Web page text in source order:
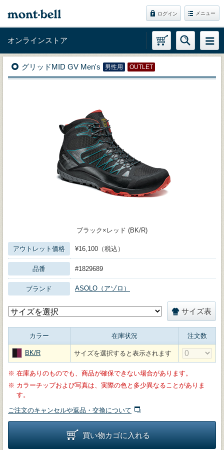
ログイン メニュー
オンラインストア
グリッドMID GV Men's 男性用 OUTLET
ブラック×レッド (BK/R)
アウトレット価格 ¥16,100（税込）
品番 #1829689
ブランド ASOLO（アゾロ）
サイズ表
カラー 在庫状況 注文数
BK/R サイズを選択すると表示されます
※ 在庫ありのものでも、商品が確保できない場合があります。
※ カラーチップおよび写真は、実際の色と多少異なることがありま
す。
ご注文のキャンセルや返品・交換について
買い物カゴに入れる